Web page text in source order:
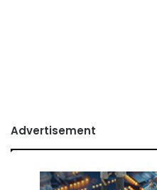
Advertisement